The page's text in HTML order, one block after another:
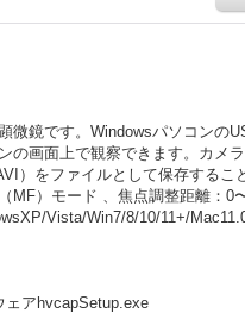
微鏡です。Windowsパソコンの
の画面上で観察できます。カメ
）をファイルとして保存するこ
MF）モード 、焦点調整距離：0
Vista/Win7/8/10/11+/
ェアhvcapSetup.exe